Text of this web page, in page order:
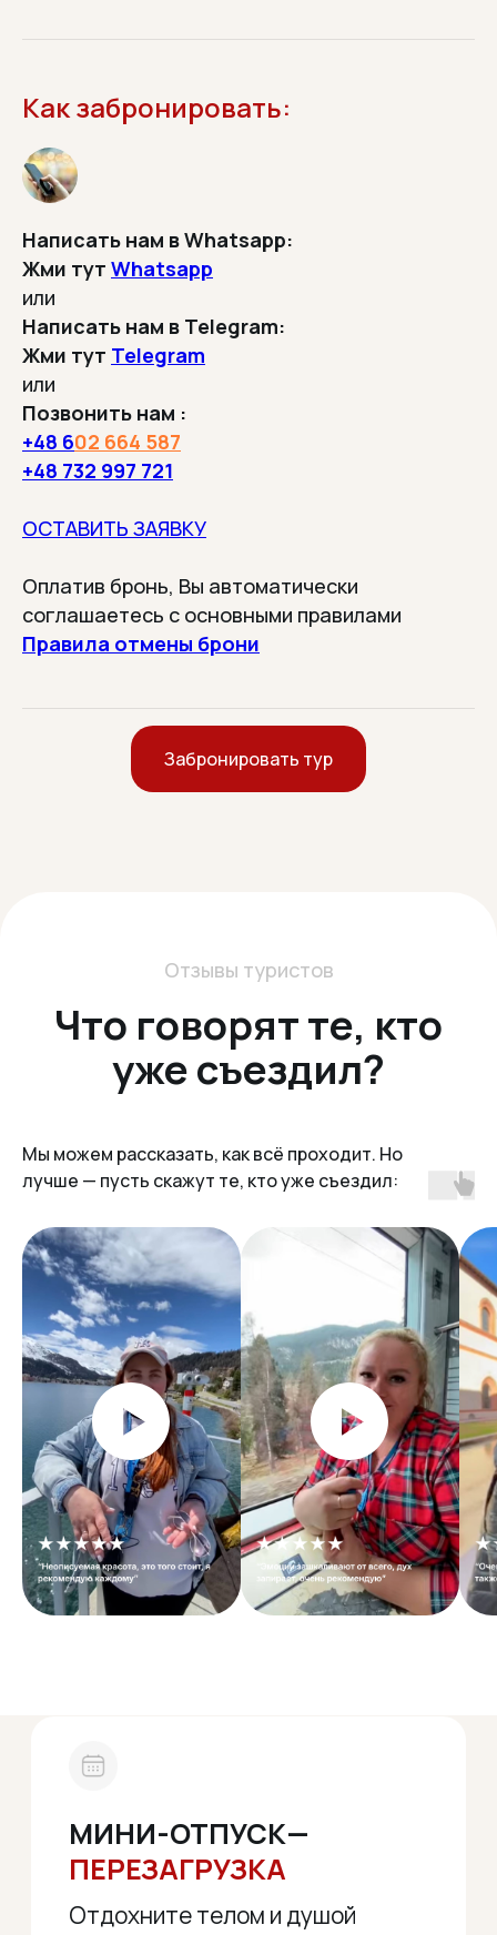
Как забронировать:
Написать нам в Whatsapp:
Жми тут Whatsapp
или
Написать нам в Telegram:
Жми тут Telegram
или
Позвонить нам :
+48 602 664 587
+48 732 997 721
ОСТАВИТЬ ЗАЯВКУ
Оплатив бронь, Вы автоматически
соглашаетесь с основными правилами
Правила отмены брони
Забронировать тур
Мы можем рассказать, как всё проходит. Но
лучше — пусть скажут те, кто уже съездил:
ВСЁ ЗАРАНЕЕ ВКЛЮЧЕНО
От транспорта до прогулок.
И ПОСЛЕ ПОЕЗДКИ
Telegram и по телефону
90% ТУРИСТОВ
ВОЗВРАЩАЮТСЯ К
Остаются очень довольны и
рекомендуют нас друзьям
В наших Испанских турах
включены услуги трансфера
Более 4000 человек уже ездили с
нами. Многие едут снова, потому что
чувствуют себя комфортно,
безопасно и отлично отдыхают с
нами.
довольных туристов
организовано туров
10 лет
35000+
1000+
С 2016 года мы организуем
Польши. Нам важно не просто довезти
вас из точки А в точку Б, асделать
всё, чтобы вы отдохнули по-
настоящему.